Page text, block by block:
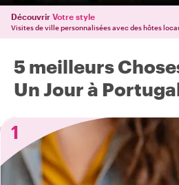
Découvrir Votre style
Visites de ville personnalisées avec des hôtes
5 meilleurs
Un Jour à
1